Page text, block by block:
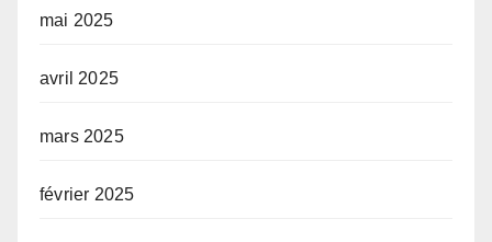
mai 2025
avril 2025
mars 2025
février 2025